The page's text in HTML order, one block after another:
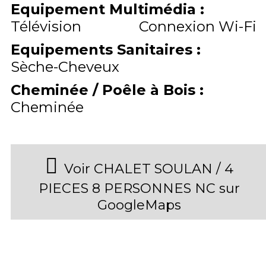
Equipement Multimédia :
Télévision
Connexion Wi-Fi
Equipements Sanitaires :
Sèche-Cheveux
Cheminée / Poêle à Bois :
Cheminée
Voir CHALET SOULAN / 4
PIECES 8 PERSONNES NC sur
GoogleMaps